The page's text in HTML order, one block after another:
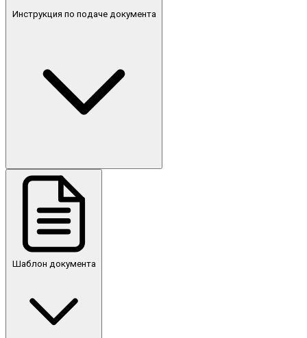
Инструкция по подаче документа
Шаблон документа